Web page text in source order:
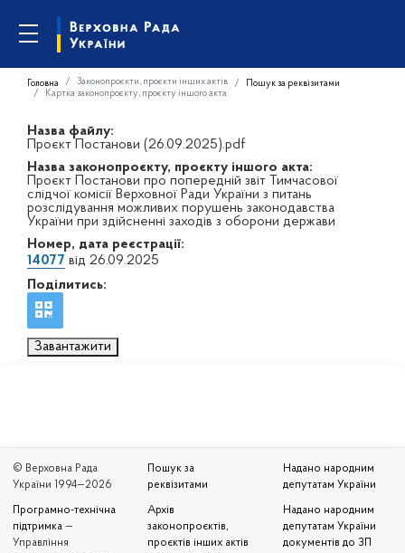
Головна Законопроєкти, проєкти інших актів
Пошук за реквізитами
Картка законопроєкту, проєкту іншого акта
Назва файлу:
Проєкт Постанови (26.09.2025).pdf
Назва законопроєкту, проєкту іншого акта:
Проєкт Постанови про попередній звіт Тимчасової
слідчої комісії Верховної Ради України з питань
розслідування можливих порушень законодавства
України при здійсненні заходів з оборони держави
Номер, дата реєстрації:
14077 від 26.09.2025
Поділитись:
Завантажити
© Верховна Рада
України 1994—2026
Програмно-технічна
підтримка —
Управління
Пошук за
реквізитами
Архів
законопроєктів,
проєктів інших актів
Надано народним
депутатам України
Надано народним
депутатам України
документів до ЗП